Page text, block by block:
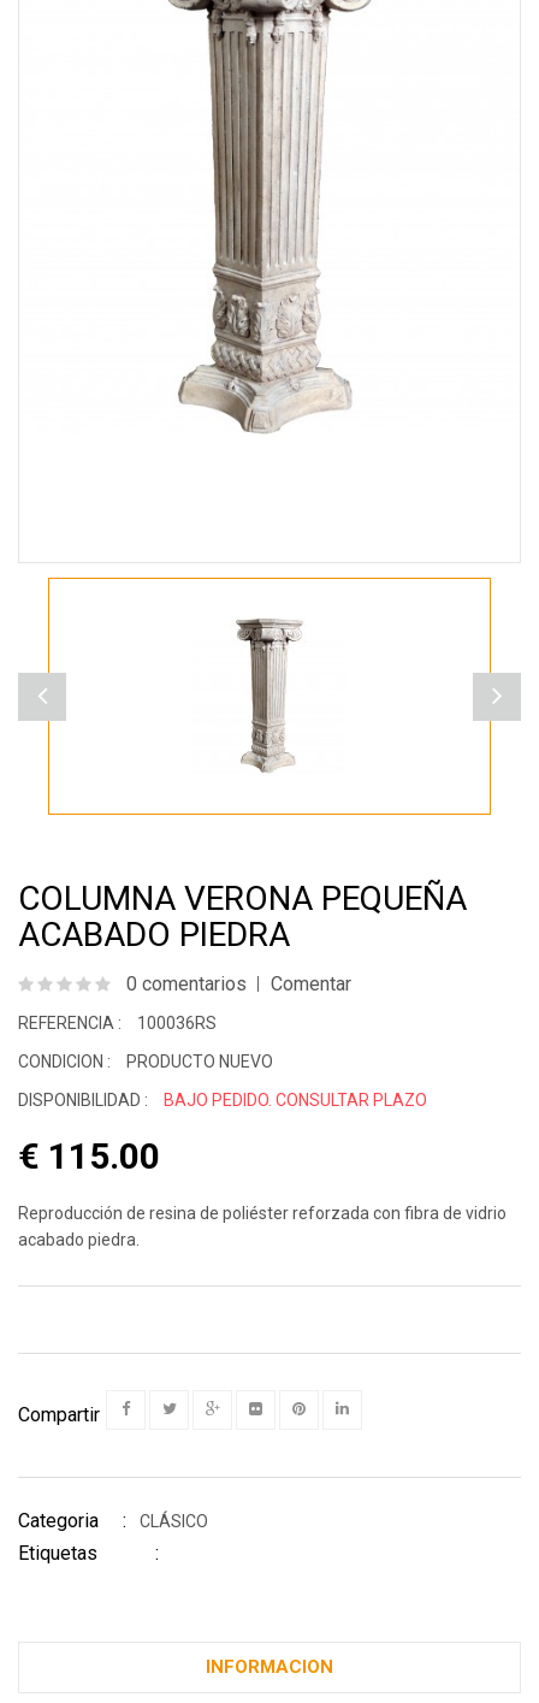
COLUMNA VERONA PEQUEÑA
ACABADO PIEDRA
0 comentarios Comentar
REFERENCIA :
100036RS
CONDICION :
PRODUCTO NUEVO
DISPONIBILIDAD :
BAJO PEDIDO. CONSULTAR PLAZO
€ 115.00
Reproducción de resina de poliéster reforzada con fibra de vidrio
acabado piedra.
Compartir
Categoria : CLÁSICO
Etiquetas :
INFORMACION